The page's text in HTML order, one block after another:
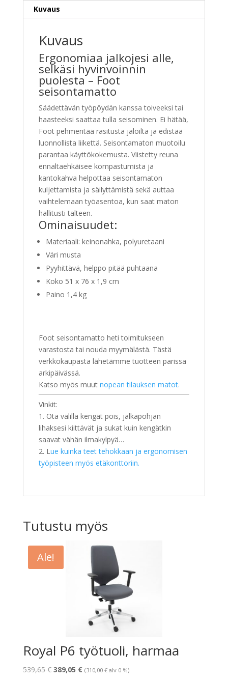
Kuvaus
Kuvaus
Ergonomiaa jalkojesi alle,
selkäsi hyvinvoinnin
puolesta – Foot
seisontamatto
Säädettävän työpöydän kanssa toiveeksi tai
haasteeksi saattaa tulla seisominen. Ei hätää,
Foot pehmentää rasitusta jaloilta ja edistää
luonnollista liikettä. Seisontamaton muotoilu
parantaa käyttökokemusta. Viistetty reuna
ennaltaehkäisee kompastumista ja
kantokahva helpottaa seisontamaton
kuljettamista ja säilyttämistä sekä auttaa
vaihtelemaan työasentoa, kun saat maton
hallitusti talteen.
Ominaisuudet:
Materiaali: keinonahka, polyuretaani
Väri musta
Pyyhittävä, helppo pitää puhtaana
Koko 51 x 76 x 1,9 cm
Paino 1,4 kg
Foot seisontamatto heti toimitukseen
varastosta tai nouda myymälästä. Tästä
verkkokaupasta lähetämme tuotteen parissa
arkipäivässä.
Katso myös muut nopean tilauksen matot.
Vinkit:
1. Ota välillä kengät pois, jalkapohjan
lihaksesi kiittävät ja sukat kuin kengätkin
saavat vähän ilmakylpyä…
2. Lue kuinka teet tehokkaan ja ergonomisen
työpisteen myös etäkonttoriin.
Tutustu myös
Ale!
Royal P6 työtuoli, harmaa
539,65€ Alkuperäinen
389,05 €Nykyinen
(310,00 €alv 0 %)